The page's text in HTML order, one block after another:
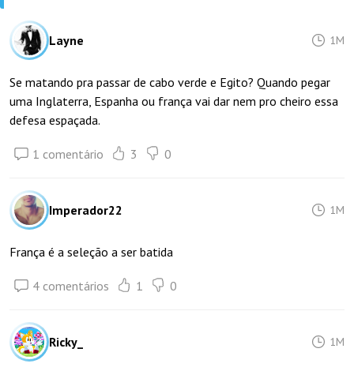
Layne 1M
Se matando pra passar de cabo verde e Egito? Quando pegar
uma Inglaterra, Espanha ou frança vai dar nem pro cheiro essa
defesa espaçada.
1 comentário 3 0
Imperador22 1M
França é a seleção a ser batida
4 comentários 1 0
Ricky_ 1M